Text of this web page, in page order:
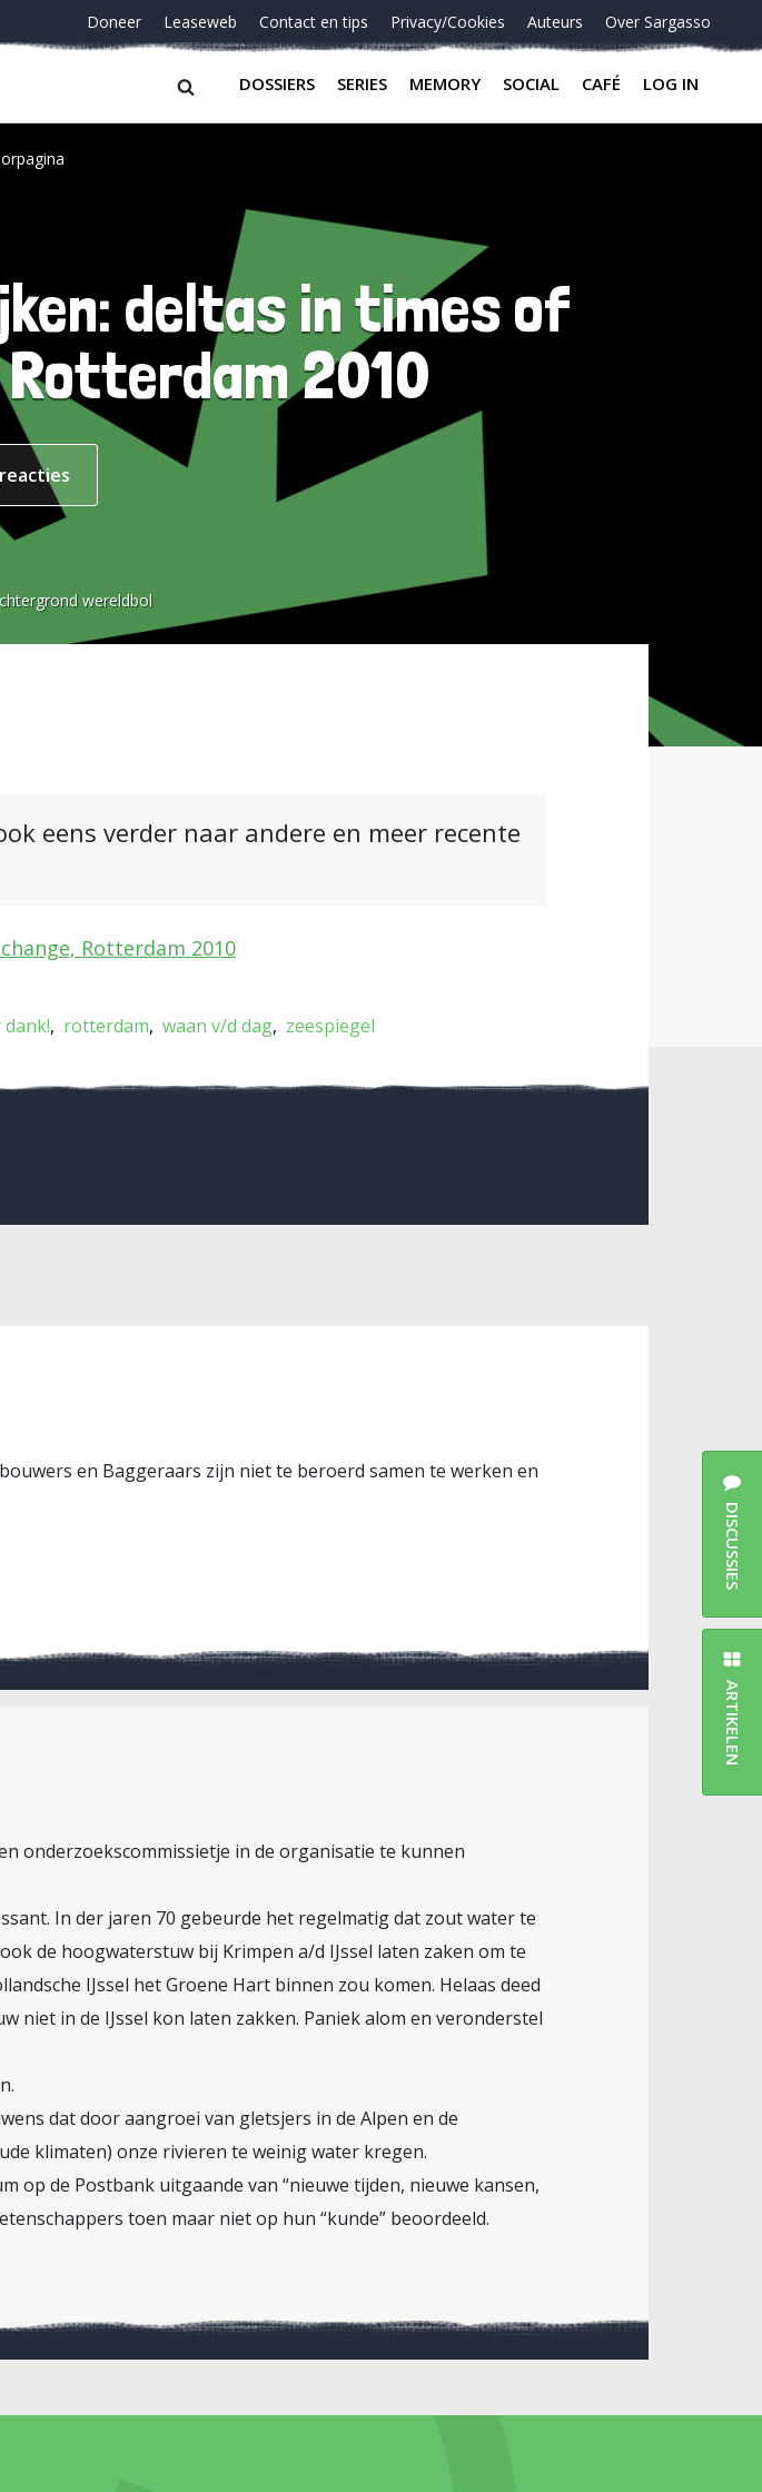
Doneer Leaseweb Contact en tips Privacy/Cookies Auteurs Over Sargasso
DOSSIERS SERIES MEMORY SOCIAL CAFÉ LOG IN
deltas in times of
2010
reacties
wereldbol
eens verder naar andere en meer recente
Rotterdam 2010
rotterdam waan v/d dag zeespiegel
en Baggeraars zijn niet te beroerd samen te werken en
onderzoekscommissietje in de organisatie te kunnen
In der jaren 70 gebeurde het regelmatig dat zout water te
de hoogwaterstuw bij Krimpen a/d IJssel laten zaken om te
IJssel het Groene Hart binnen zou komen. Helaas deed
niet in de IJssel kon laten zakken. Paniek alom en veronderstel
dat door aangroei van gletsjers in de Alpen en de
klimaten) onze rivieren te weinig water kregen.
op de Postbank uitgaande van “nieuwe tijden, nieuwe kansen,
toen maar niet op hun “kunde” beoordeeld.
DISCUSSIES
ARTIKELEN